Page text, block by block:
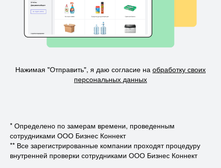
Нажимая "Отправить", я даю согласие на
* Определено по замерам времени, проведенным
сотрудниками ООО Бизнес Коннект
** Все зарегистрированные компании проходят процедуру